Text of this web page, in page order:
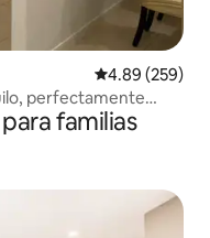
Calificación
4.89 (259)
perfectamente
familias